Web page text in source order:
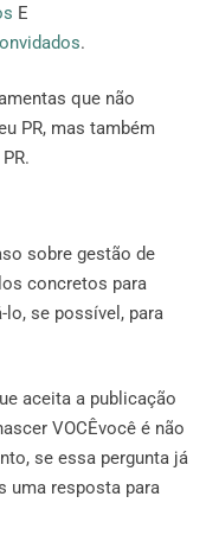
E
.
que não
PR, mas também
sobre gestão de
concretos para
se possível, para
aceita a publicação
VOCÊvocê é não
se essa pergunta já
uma resposta para